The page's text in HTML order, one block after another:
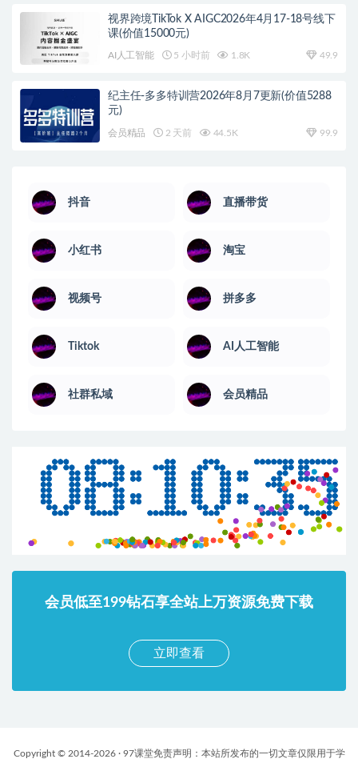
视界跨境TikTok X AIGC2026年4月17-18号线下
课(价值15000元)
AI人工智能 5 小时前 1.8K 49.9
纪主任-多多特训营2026年8月7更新(价值5288
元)
会员精品 2 天前 44.5K 99.9
抖音 直播带货
小红书 淘宝
视频号 拼多多
Tiktok AI人工智能
社群私域 会员精品
会员低至199钻石享全站上万资源免费下载
立即查看
Copyright © 2014-2026 · 97课堂免责声明：本站所发布的一切文章仅限用于学